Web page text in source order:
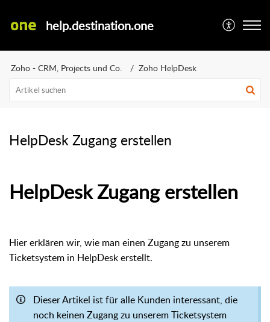
help.destination.one
Zoho - CRM, Projects und Co. Zoho HelpDesk
HelpDesk Zugang erstellen
HelpDesk Zugang erstellen
Hier erklären wir, wie man einen Zugang zu unserem
Ticketsystem in HelpDesk erstellt.
Dieser Artikel ist für alle Kunden interessant, die
noch keinen Zugang zu unserem Ticketsystem